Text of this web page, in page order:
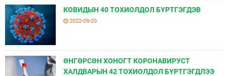
КОВИДЫН 40 ТОХИОЛДОЛ БҮРТГЭГДЭВ
2022-09-20
ӨНГӨРСӨН ХОНОГТ КОРОНАВИРУСТ
ХАЛДВАРЫН 42 ТОХИОЛДОЛ БҮРТГЭГДЛЭЭ